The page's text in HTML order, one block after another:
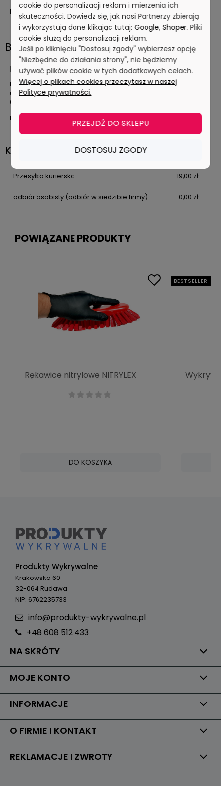
Ilość w opakowaniu jednostkowym:
100 sztuk
Bezpieczeństwo
Producent
Medasept S.A.
ul. Bałtycka 6
61-013 Poznań, Polska
medasept@medasept.pl
Koszty dostawy
Przesyłka kurierska 19,00 zł
odbiór osobisty(odbiór w siedzibie firmy) 0,00 zł
POWIĄZANE PRODUKTY
Rękawice nitrylowe NITRYLEX
DO KOSZYKA
BESTSELLER
NA SKRÓTY
MOJE KONTO
INFORMACJE
O FIRMIE I KONTAKT
REKLAMACJE I ZWROTY
Produkty Wykrywalne
Krakowska 60
32-064 Rudawa
NIP: 6762235733
info@produkty-wykrywalne.pl
+48 608 512 433
cookie do personalizacji reklam i mierzenia ich
skuteczności. Dowiedz się, jak nasi Partnerzy zbierają
i wykorzystują dane klikając tutaj:Google,Shoper. Pliki
cookie służą do personalizacji reklam.
Jeśli po kliknięciu "Dostosuj zgody" wybierzesz opcję
"Niezbędne do działania strony", nie będziemy
używać plików cookie w tych dodatkowych celach.
Więcej o plikach cookies przeczytasz w naszej
Polityce prywatności.
PRZEJDŹ DO SKLEPU
DOSTOSUJ ZGODY